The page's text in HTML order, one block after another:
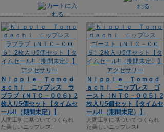
Ｎｉｐｐｌｅ Ｔｏｍｏｄ
ａｃｈｉ ニップレス ラ
ブラブ（ＮＴＣ－００６）2
枚入り5個セット【タイムセ
ール!!（期間未定）】
人間工学に基づいてつくられ
た美しいニップレス!
Ｎｉｐｐｌｅ Ｔｏｍｏｄ
ａｃｈｉ ニップレス ゴ
ースト（ＮＴＣ－００５）2
枚入り5個セット【タイムセ
ール!!（期間未定）】
人間工学に基づいてつくられ
た美しいニップレス!